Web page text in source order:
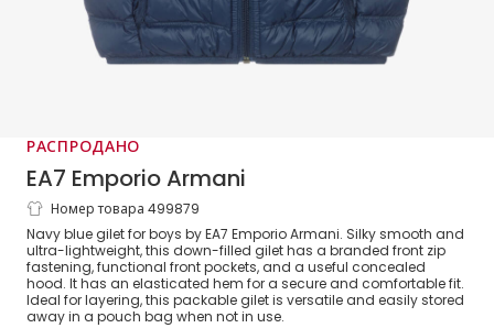
РАСПРОДАНО
EA7 Emporio Armani
Синий пуховый жилет для мальчиков
Номер товара 499879
Navy blue gilet for boys by EA7 Emporio Armani. Silky smooth and
ultra-lightweight, this down-filled gilet has a branded front zip
fastening, functional front pockets, and a useful concealed
hood. It has an elasticated hem for a secure and comfortable fit.
Ideal for layering, this packable gilet is versatile and easily stored
away in a pouch bag when not in use.